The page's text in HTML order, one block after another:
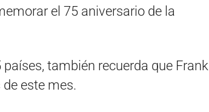
el 75 aniversario de la
también recuerda que Frank
este mes.